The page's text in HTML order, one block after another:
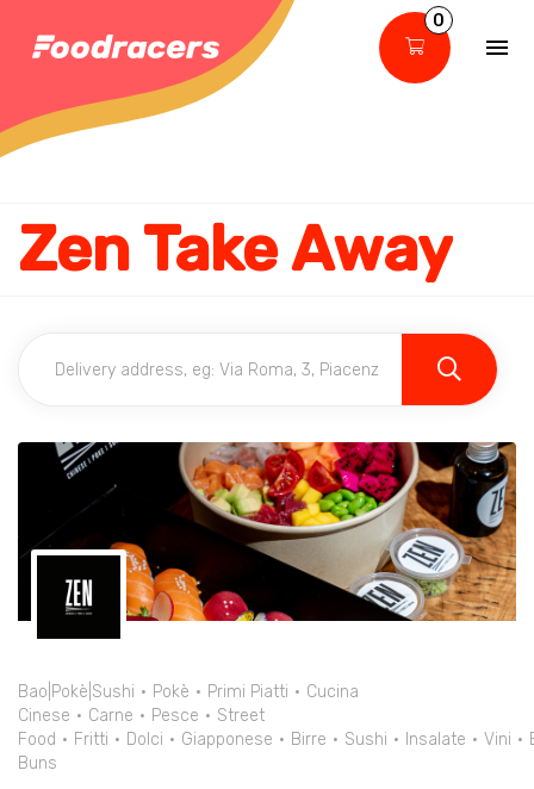
0
Zen Take Away
Bao|Pokè|Sushi Pokè Primi Piatti
Cucina
Cinese
Carne Pesce
Street
Food
Fritti Dolci Giapponese Birre Sushi Insalate Vini
Buns